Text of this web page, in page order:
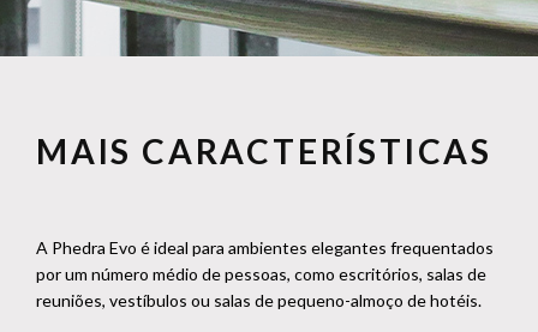
MAIS CARACTERÍSTICAS
A Phedra Evo é ideal para ambientes elegantes frequentados
por um número médio de pessoas, como escritórios, salas de
reuniões, vestíbulos ou salas de pequeno-almoço de hotéis.